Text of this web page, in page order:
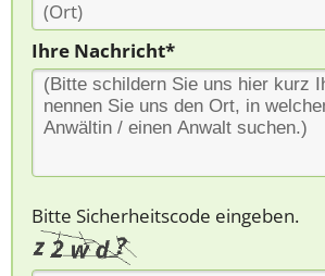
Ihre Nachricht*
Bitte Sicherheitscode eingeben.